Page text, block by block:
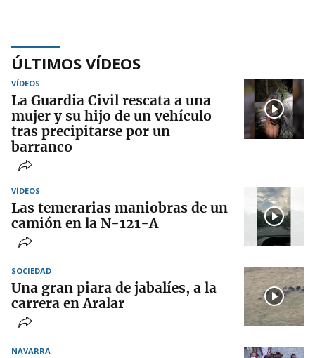
ÚLTIMOS VÍDEOS
VÍDEOS
La Guardia Civil rescata a una
mujer y su hijo de un vehículo
tras precipitarse por un
barranco
VÍDEOS
Las temerarias maniobras de un
camión en la N-121-A
SOCIEDAD
Una gran piara de jabalíes, a la
carrera en Aralar
NAVARRA